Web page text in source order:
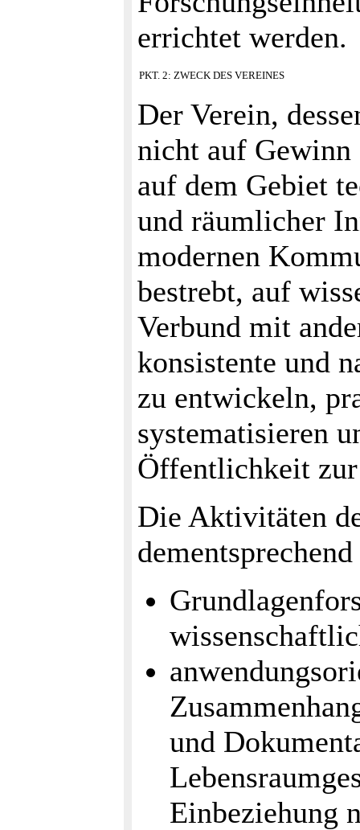
errichtet werden.
PKT. 2: ZWECK DES VEREINES
Der Verein,
nicht auf Gewinn
auf dem Gebiet
und räumlicher
modernen
bestrebt, auf
Verbund mit
konsistente und
zu entwickeln,
systematisieren
Öffentlichkeit
Die Aktivitäten
und
Einbeziehung